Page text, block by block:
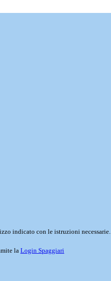
indicato con le istruzioni necessarie.
la Login Spaggiari